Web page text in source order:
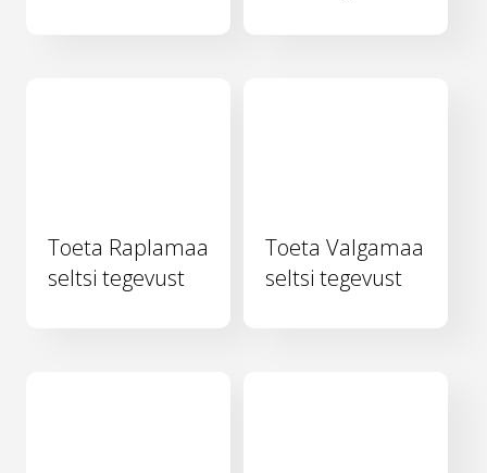
Toeta Raplamaa
seltsi tegevust
Toeta Valgamaa
seltsi tegevust